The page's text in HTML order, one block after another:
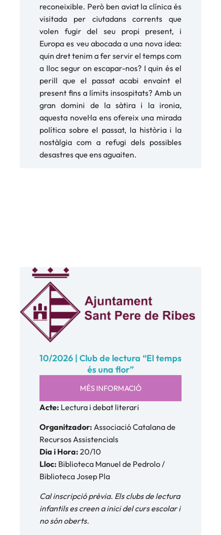
reconeixible. Però ben aviat la clínica és
visitada per ciutadans corrents que
volen fugir del seu propi present, i
Europa es veu abocada a una nova idea:
quin dret tenim a fer servir el temps com
a lloc segur on escapar-nos? I quin és el
perill que el passat acabi envaint el
present fins a límits insospitats? Amb un
gran domini de la sàtira i la ironia,
aquesta novel·la ens ofereix una mirada
política sobre el passat, la història i la
nostàlgia com a refugi dels possibles
desastres que ens aguaiten.
10/2026 | Club de lectura “El temps
és una flor”
MÉS INFORMACIÓ
Acte: Lectura i debat literari
Organitzador: Associació Catalana de
Recursos Assistencials
Dia i Hora: 20/10
Lloc: Biblioteca Manuel de Pedrolo /
Biblioteca Josep Pla
Cal inscripció prèvia. Els clubs de lectura
infantils es creen a inici del curs escolar i
no són oberts.